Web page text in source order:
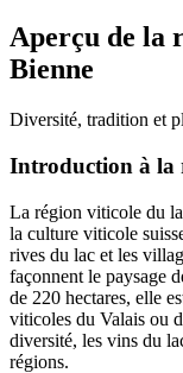
Aperçu de la
Bienne
Diversité, tradition et
Introduction à la
La région viticole du
la culture viticole
rives du lac et les
façonnent le paysage
de 220 hectares, elle
viticoles du Valais ou
diversité, les vins du
régions.